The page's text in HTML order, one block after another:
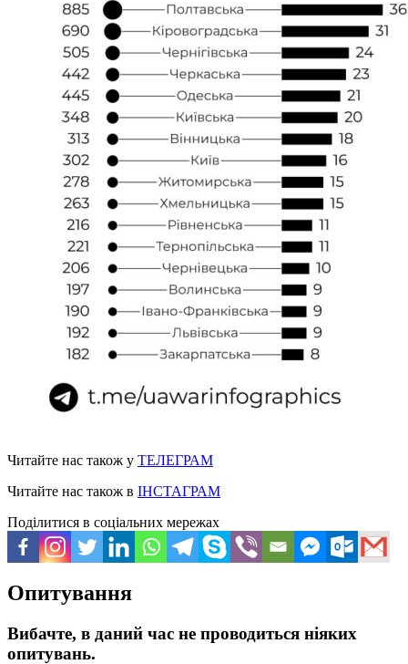
Читайте нас також у ТЕЛЕГРАМ
Читайте нас також в ІНСТАГРАМ
Поділитися в соціальних мережах
Опитування
Вибачте, в даний час не проводиться ніяких
опитувань.